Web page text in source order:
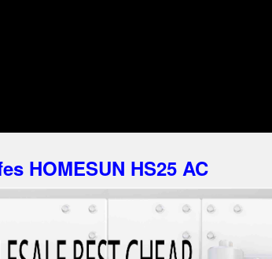
HOMESUN HS25 AC